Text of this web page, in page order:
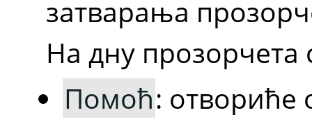
затварања
На дну прозорчета
Помоћ: отвориће